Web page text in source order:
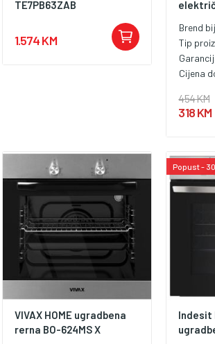
TE7PB63ZAB
1.574 KM
Brend
Tip
Cijena
454 KM
318 KM
VIVAX HOME ugradbena
rerna BO-624MS X
Popust -
Indesit